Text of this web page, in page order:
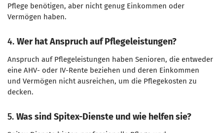
Pflege benötigen, aber nicht genug Einkommen oder
Vermögen haben.
4. Wer hat Anspruch auf Pflegeleistungen?
Anspruch auf Pflegeleistungen haben Senioren, die entweder
eine AHV- oder IV-Rente beziehen und deren Einkommen
und Vermögen nicht ausreichen, um die Pflegekosten zu
decken.
5. Was sind Spitex-Dienste und wie helfen sie?